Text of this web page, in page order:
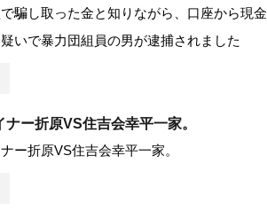
騙し取った金と知りながら、口座から現金
いで暴力団組員の男が逮捕されました
ー折原VS住吉会幸平一家。
ー折原VS住吉会幸平一家。